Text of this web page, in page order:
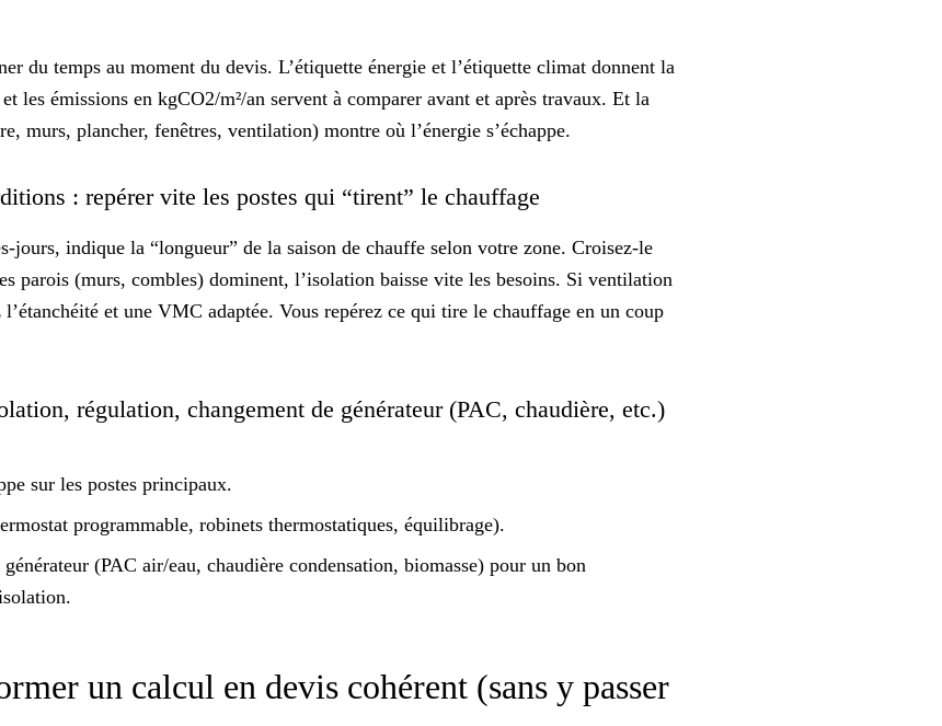
du temps au moment du devis. L’étiquette énergie et l’étiquette climat donnent la
les émissions en kgCO2/m²/an servent à comparer avant et après travaux. Et la
murs, plancher, fenêtres, ventilation) montre où l’énergie s’échappe.
: repérer vite les postes qui “tirent” le chauffage
jours, indique la “longueur” de la saison de chauffe selon votre zone. Croisez-le
parois (murs, combles) dominent, l’isolation baisse vite les besoins. Si ventilation
et une VMC adaptée. Vous repérez ce qui tire le chauffage en un coup
régulation, changement de générateur (PAC, chaudière, etc.)
sur les postes principaux.
programmable, robinets thermostatiques, équilibrage).
(PAC air/eau, chaudière condensation, biomasse) pour un bon
un calcul en devis cohérent (sans y passer